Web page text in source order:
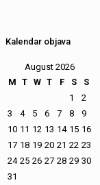
Kalendar objava
August 2026
M T W T F S
S
1
2
3
4 5 6 7 8
9
10 11 12 13 14 15 16
17 18 19 20 21 22 23
24 25 26 27 28 29 30
31